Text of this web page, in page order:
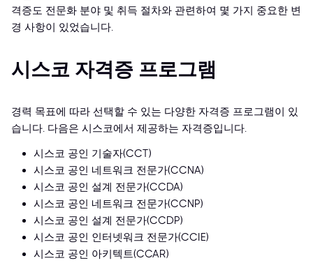
격증도 전문화 분야 및 취득 절차와 관련하여 몇 가지 중요한 변
경 사항이 있었습니다.
시스코 자격증 프로그램
경력 목표에 따라 선택할 수 있는 다양한 자격증 프로그램이 있
습니다. 다음은 시스코에서 제공하는 자격증입니다.
시스코 공인 기술자(CCT)
시스코 공인 네트워크 전문가(CCNA)
시스코 공인 설계 전문가(CCDA)
시스코 공인 네트워크 전문가(CCNP)
시스코 공인 설계 전문가(CCDP)
시스코 공인 인터넷워크 전문가(CCIE)
시스코 공인 아키텍트(CCAR)